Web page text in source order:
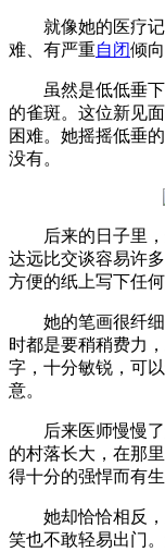
就像她的医疗记
难、有严重自闭倾
虽然是低低垂下
的雀斑。这位新见
困难。她摇摇低垂
没有。
后来的日子里，
达远比交谈容易许
方便的纸上写下任
她的笔画很纤细
时都是要稍稍费力
字，十分敏锐，可
意。
后来医师慢慢了
的村落长大，在那
得十分的强悍而有生
她却恰恰相反，
笑也不敢轻易出门